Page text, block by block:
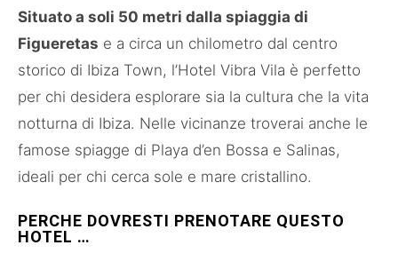
Situato a soli 50 metri dalla spiaggia di
Figueretas e a circa un chilometro dal centro
storico di Ibiza Town, l’Hotel Vibra Vila è perfetto
per chi desidera esplorare sia la cultura che la vita
notturna di Ibiza. Nelle vicinanze troverai anche le
famose spiagge di Playa d’en Bossa e Salinas,
ideali per chi cerca sole e mare cristallino​.
PERCHE DOVRESTI PRENOTARE QUESTO
HOTEL …